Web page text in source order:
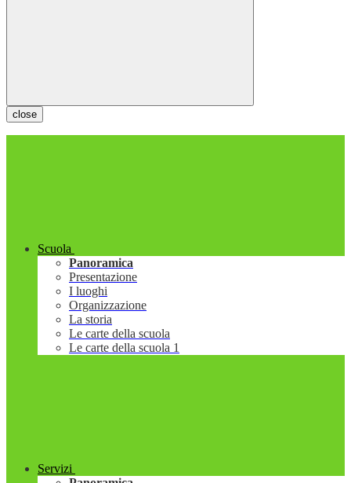
close
Scuola
Panoramica
Presentazione
I luoghi
Organizzazione
La storia
Le carte della scuola
Le carte della scuola 1
Servizi